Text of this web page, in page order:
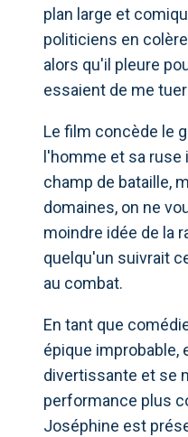
plan large et
politiciens en
alors qu'il pleure
essaient de me
Le film concède le
l'homme et sa
champ de bataille,
domaines, on ne
moindre idée de la
quelqu'un suivrait
au combat.
En tant que
épique improbable,
divertissante et se
performance plus
Joséphine est